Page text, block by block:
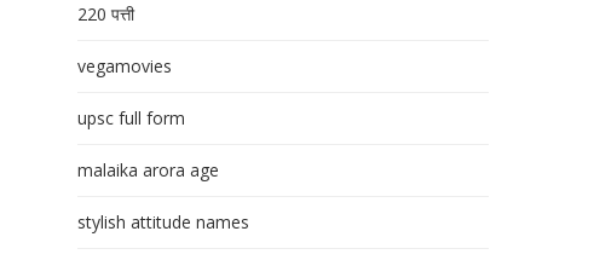
220 पत्ती
vegamovies
upsc full form
malaika arora age
stylish attitude names